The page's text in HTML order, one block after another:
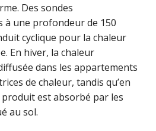
Des sondes
à une profondeur de 150
cyclique pour la chaleur
En hiver, la chaleur
dans les appartements
de chaleur, tandis qu’en
produit est absorbé par les
au sol.